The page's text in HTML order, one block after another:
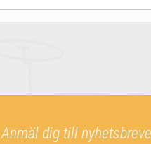
Anmäl dig till